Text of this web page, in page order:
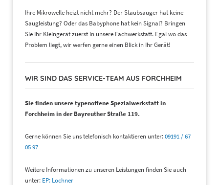
Ihre Mikrowelle heizt nicht mehr? Der Staubsauger hat keine
Saugleistung? Oder das Babyphone hat kein Signal? Bringen
Sie Ihr Kleingerät zuerst in unsere Fachwerkstatt. Egal wo das
Problem liegt, wir werfen gerne einen Blick in Ihr Gerät!
WIR SIND DAS SERVICE-TEAM AUS FORCHHEIM
Sie finden unsere typenoffene Spezialwerkstatt in
Forchheim in der Bayreuther Straße 119.
Gerne können Sie uns telefonisch kontaktieren unter:09191 / 67
05 97
Weitere Informationen zu unseren Leistungen finden Sie auch
unter: EP: Lochner